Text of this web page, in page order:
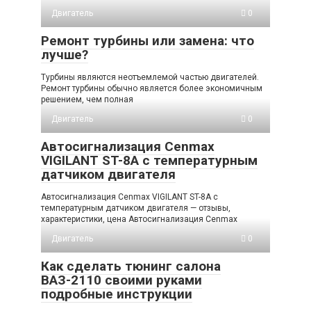
Двигатель
0
Ремонт турбины или замена: что
лучше?
Турбины являются неотъемлемой частью двигателей.
Ремонт турбины обычно является более экономичным
решением, чем полная
Двигатель
0
Автосигнализация Cenmax
VIGILANT ST-8A c температурным
датчиком двигателя
Автосигнализация Cenmax VIGILANT ST-8A с
температурным датчиком двигателя — отзывы,
характеристики, цена Автосигнализация Cenmax
Двигатель
0
Как сделать тюнинг салона
ВАЗ-2110 своими руками
подробные инструкции